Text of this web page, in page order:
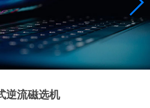
逆流磁选机